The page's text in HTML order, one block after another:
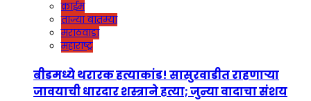
क्राईम
ताज्या बातम्या
मराठवाडा
महाराष्ट्र
बीडमध्ये थरारक हत्याकांड! सासुरवाडीत राहणाऱ्या
जावयाची धारदार शस्त्राने हत्या; जुन्या वादाचा संशय